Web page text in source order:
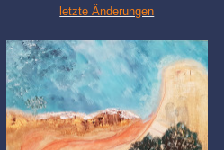
letzte Änderungen